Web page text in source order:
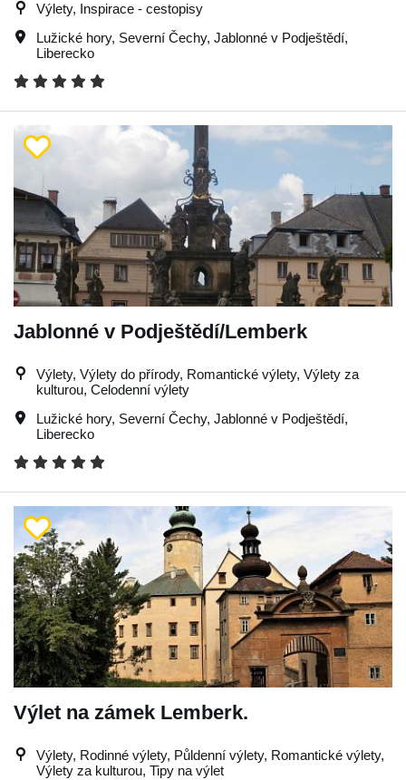
Výlety, Inspirace - cestopisy
Lužické hory, Severní Čechy, Jablonné v Podještědí,
Liberecko
Jablonné v Podještědí/Lemberk
Výlety, Výlety do přírody, Romantické výlety, Výlety za
kulturou, Celodenní výlety
Lužické hory, Severní Čechy, Jablonné v Podještědí,
Liberecko
Výlet na zámek Lemberk.
Výlety, Rodinné výlety, Půldenní výlety, Romantické výlety,
Výlety za kulturou, Tipy na výlet